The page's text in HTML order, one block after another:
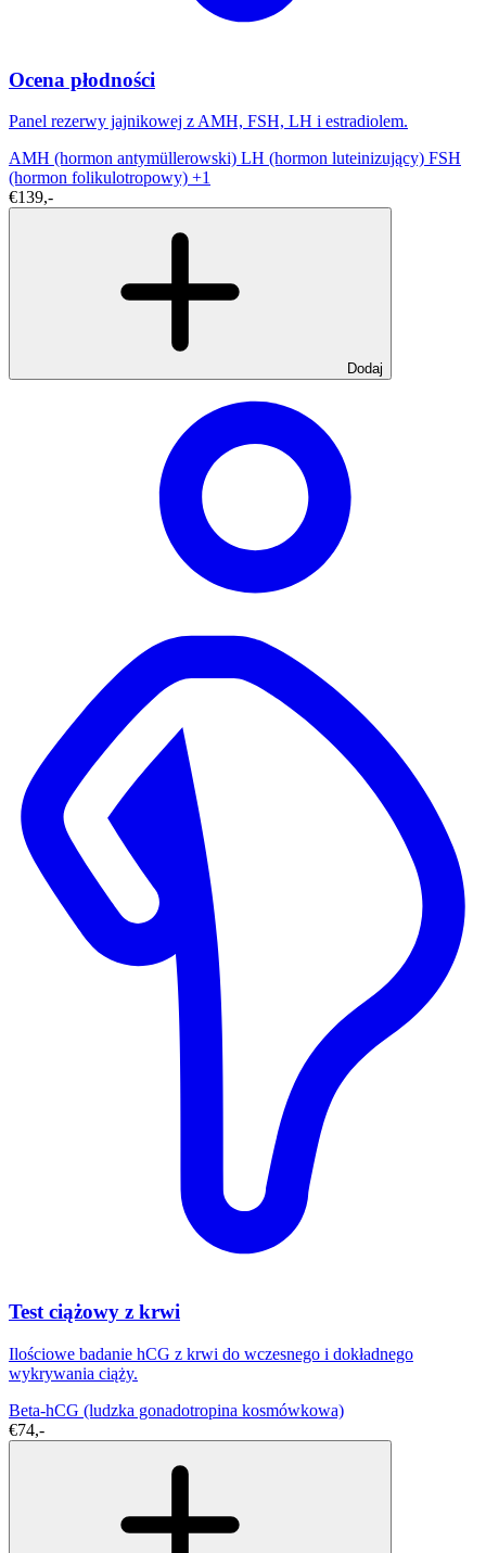
Ocena płodności
Panel rezerwy jajnikowej z AMH, FSH, LH i estradiolem.
AMH (hormon antymüllerowski) LH (hormon luteinizujący) FSH
(hormon folikulotropowy) +1
€139,-
Dodaj
Test ciążowy z krwi
Ilościowe badanie hCG z krwi do wczesnego i dokładnego
wykrywania ciąży.
Beta-hCG (ludzka gonadotropina kosmówkowa)
€74,-